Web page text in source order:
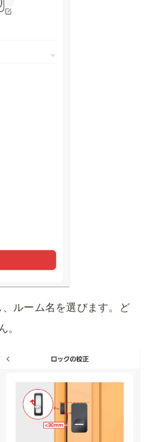
ルーム名を選びます。ど
。